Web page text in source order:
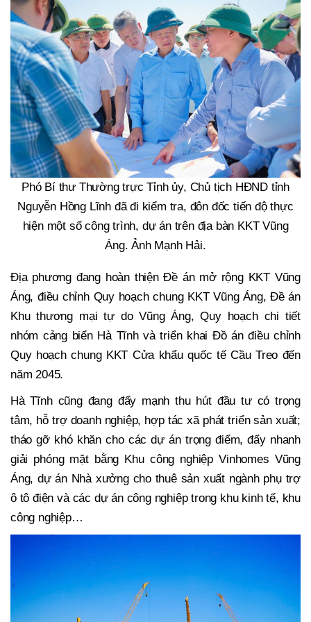
Phó Bí thư Thường trực Tỉnh ủy, Chủ tịch HĐND tỉnh
Nguyễn Hồng Lĩnh đã đi kiểm tra, đôn đốc tiến độ thực
hiện một số công trình, dự án trên địa bàn KKT Vũng
Áng. Ảnh Mạnh Hải.
Địa phương đang hoàn thiện Đề án mở rộng KKT Vũng
Áng, điều chỉnh Quy hoạch chung KKT Vũng Áng, Đề án
Khu thương mại tự do Vũng Áng, Quy hoạch chi tiết
nhóm cảng biển Hà Tĩnh và triển khai Đồ án điều chỉnh
Quy hoạch chung KKT Cửa khẩu quốc tế Cầu Treo đến
năm 2045.
Hà Tĩnh cũng đang đẩy mạnh thu hút đầu tư có trọng
tâm, hỗ trợ doanh nghiệp, hợp tác xã phát triển sản xuất;
tháo gỡ khó khăn cho các dự án trọng điểm, đẩy nhanh
giải phóng mặt bằng Khu công nghiệp Vinhomes Vũng
Áng, dự án Nhà xưởng cho thuê sản xuất ngành phụ trợ
ô tô điện và các dự án công nghiệp trong khu kinh tế, khu
công nghiệp…